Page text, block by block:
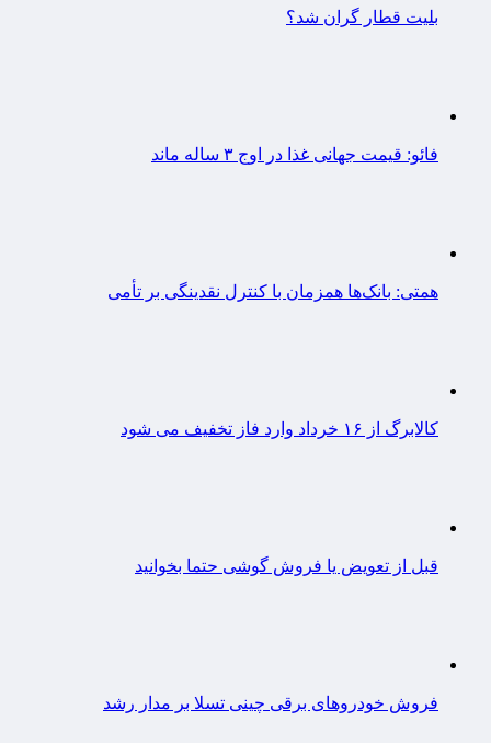
بلیت قطار گران شد؟
فائو: قیمت جهانی غذا در اوج ۳ ساله ماند
همتی: بانک‌ها همزمان با کنترل نقدینگی بر تأمی
کالابرگ از ۱۶ خرداد وارد فاز تخفیف می شود
قبل از تعویض یا فروش گوشی حتما بخوانید
فروش خودروهای برقی چینی تسلا بر مدار رشد